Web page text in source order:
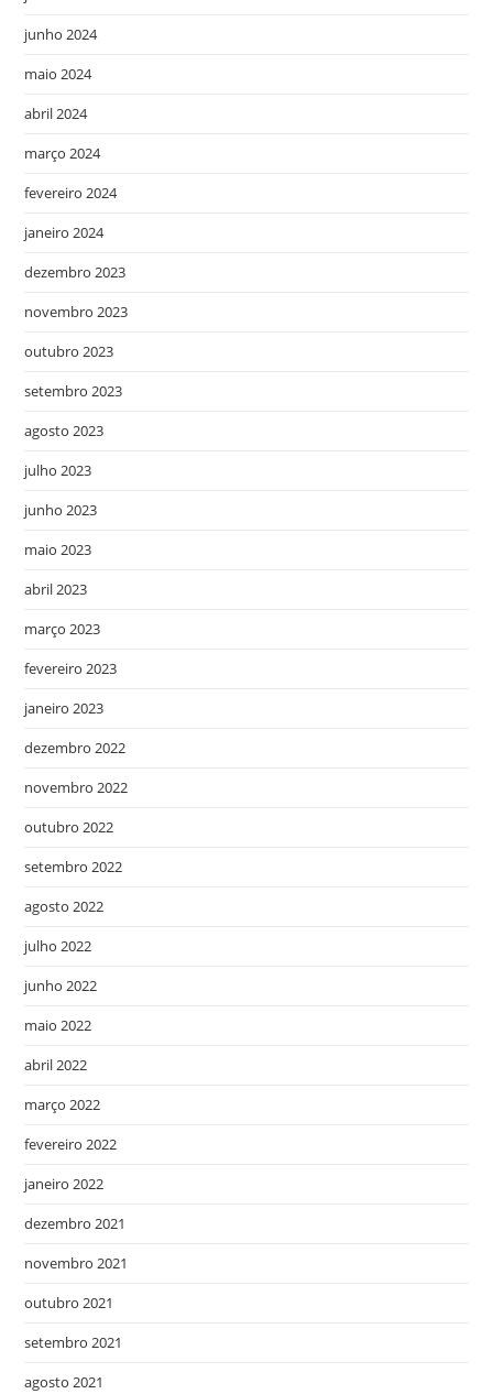
junho 2024
maio 2024
abril 2024
março 2024
fevereiro 2024
janeiro 2024
dezembro 2023
novembro 2023
outubro 2023
setembro 2023
agosto 2023
julho 2023
junho 2023
maio 2023
abril 2023
março 2023
fevereiro 2023
janeiro 2023
dezembro 2022
novembro 2022
outubro 2022
setembro 2022
agosto 2022
julho 2022
junho 2022
maio 2022
abril 2022
março 2022
fevereiro 2022
janeiro 2022
dezembro 2021
novembro 2021
outubro 2021
setembro 2021
agosto 2021